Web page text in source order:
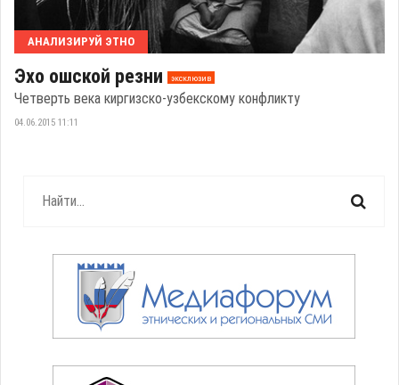
АНАЛИЗИРУЙ ЭТНО
Эхо ошской резни эксклюзив
Четверть века киргизско-узбекскому конфликту
04.06.2015 11:11